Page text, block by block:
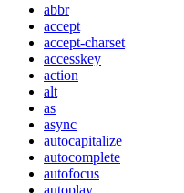
abbr
accept
accept-charset
accesskey
action
alt
as
async
autocapitalize
autocomplete
autofocus
autoplay